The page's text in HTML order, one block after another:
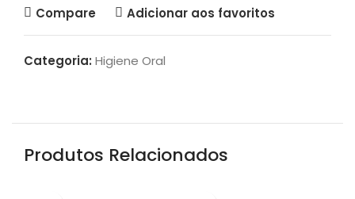
Compare
Adicionar aos favoritos
Categoria: Higiene Oral
Produtos Relacionados